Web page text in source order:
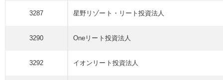
3287 星野リゾート・リート 投資法人
3290 Oneリート 投資法人
3292 イオンリート 投資法人